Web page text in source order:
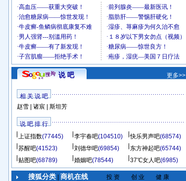
说 吧 更多>>
相 关 说 吧
赵雪| 诸宸| 斯坦芳
说 吧 排 行
上证指数(77445) 李宇春吧(104510) 快乐男声吧(68574)
苏醒吧(41523) 刘德华吧(69854) 东方神起吧(65744)
贴图吧(68789) 婚姻吧(78544) 37℃女人吧(6985)
搜狐分类| 商机在线 投 资 创 业 健 康